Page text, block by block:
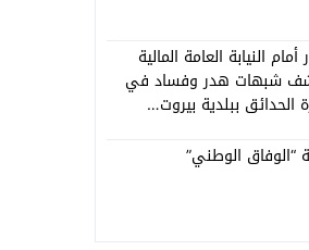
أمام النيابة العامة المالية
شبهات هدر وفساد في
الحدائق ببلدية بيروت…
“الوفاق الوطني”